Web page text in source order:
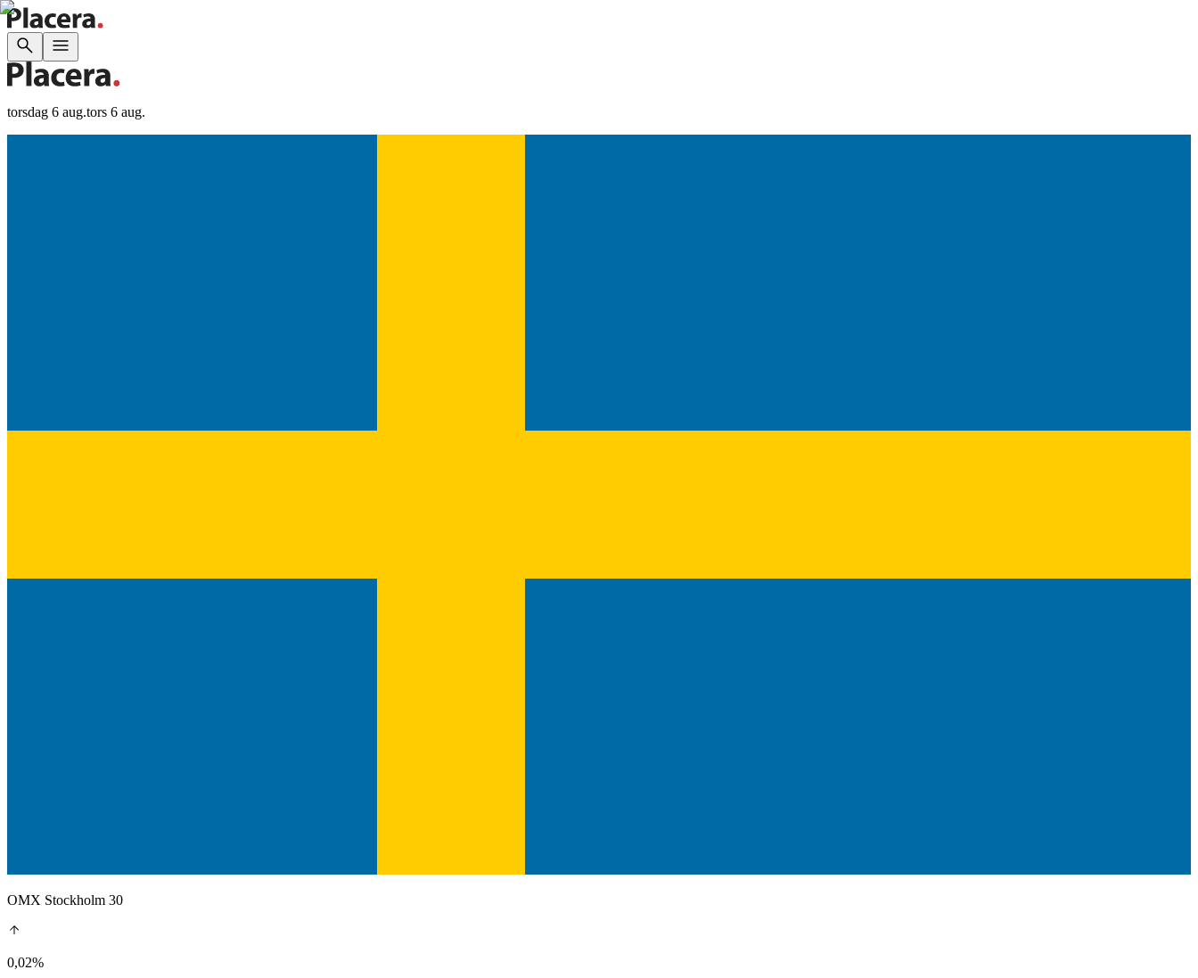
torsdag 6 aug.tors 6 aug.
OMX Stockholm 30
0,02%